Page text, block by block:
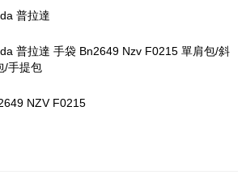
普拉達
普拉達 手袋 Bn2649 Nzv F0215 單肩包/斜
/手提包
NZV F0215